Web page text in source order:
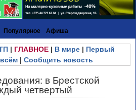
Популярное Афиша
| ГЛАВНОЕ| В мире| Первый
| Сообщить новость
в Брестской
четвертый